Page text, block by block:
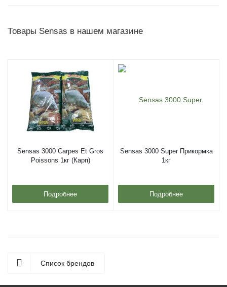
Товары Sensas в нашем магазине
Sensas 3000 Carpes Et Gros
Poissons 1кг (Карп)
Подробнее
Sensas 3000 Super Прикормка
1кг
Подробнее
Список брендов